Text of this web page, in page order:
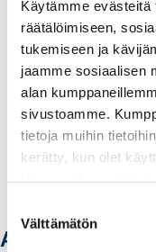
Käytämme
räätälöimiseen,
tukemiseen ja
jaamme sosiaalisen
alan
sivustoamme.
tietoja muihin
kerätty, kun olet
Välttämätön
Kulutuksen
Laskutus
Muuttajalle
Sähköauton
Valtakirja ja
Ota yhteyttä
Ajankohtaista